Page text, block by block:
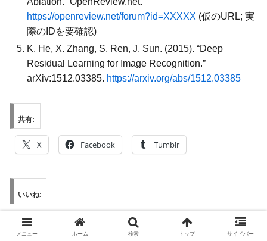
https://openreview.net/forum?id=XXXXX (仮のURL; 実
際のIDを要確認)
K. He, X. Zhang, S. Ren, J. Sun. (2015). “Deep
Residual Learning for Image Recognition.”
arXiv:1512.03385. https://arxiv.org/abs/1512.03385
共有:
X Facebook Tumblr
いいね:
メニュー ホーム 検索 トップ サイドバー